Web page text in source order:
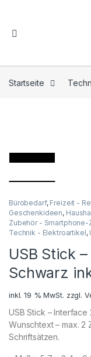
Startseite
Bürobedarf, Freizeit -
Geschenkideen,
Zubehör - Smartphone-
Technik - Elektroartikel,
USB Stick –
Schwarz
inkl. 19 % MwSt. zzgl.
USB Stick – Interface
Wunschtext – max. 2
Schriftsätzen.